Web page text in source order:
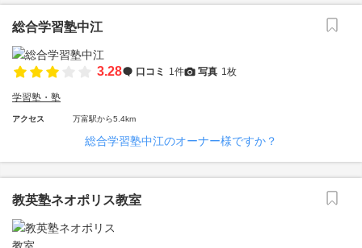
総合学習塾中江
3.28 口コミ 1件 写真 1枚
学習塾・塾
アクセス 万富駅から5.4km
総合学習塾中江のオーナー様ですか？
教英塾ネオポリス教室